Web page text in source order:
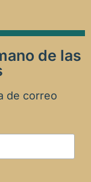
de las
de correo